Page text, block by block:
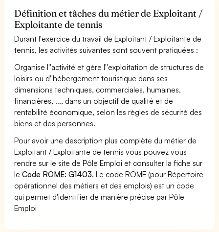
Définition et tâches du métier de Exploitant /
Exploitante de tennis
Durant l'exercice du travail de Exploitant / Exploitante de
tennis, les activités suivantes sont souvent pratiquées :
Organise l''activité et gère l''exploitation de structures de
loisirs ou d''hébergement touristique dans ses
dimensions techniques, commerciales, humaines,
financières, ..., dans un objectif de qualité et de
rentabilité économique, selon les règles de sécurité des
biens et des personnes.
Pour avoir une description plus complète du métier de
Exploitant / Exploitante de tennis vous pouvez vous
rendre sur le site de Pôle Emploi et consulter la fiche sur
leCode ROME: G1403. Le code ROME (pour Répertoire
opérationnel des métiers et des emplois) est un code
qui permet d'identifier de manière précise par Pôle
Emploi